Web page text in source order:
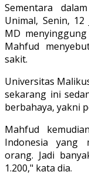
Sementara
Unimal, Senin,
MD
Mahfud
sakit.
Universitas
sekarang ini
berbahaya, yakni
Mahfud
Indonesia yang
orang. Jadi
1.200," kata dia.